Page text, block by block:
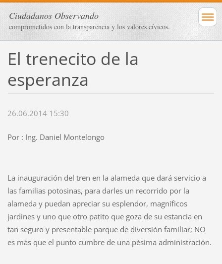
Ciudadanos Observando
comprometidos con la transparencia y los valores cívicos.
El trenecito de la
esperanza
26.06.2014 15:30
Por : Ing. Daniel Montelongo
La inauguración del tren en la alameda que dará servicio a
las familias potosinas, para darles un recorrido por la
alameda y puedan apreciar su esplendor, magníficos
jardines y uno que otro patito que goza de su estancia en
tan seguro y presentable parque de diversión familiar; NO
es más que el punto cumbre de una pésima administración.